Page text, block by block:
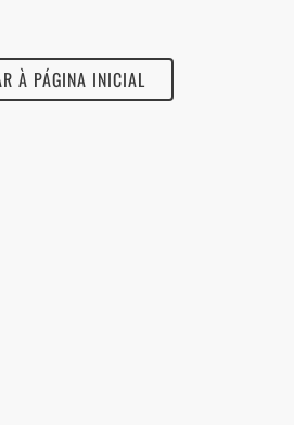
À PÁGINA INICIAL